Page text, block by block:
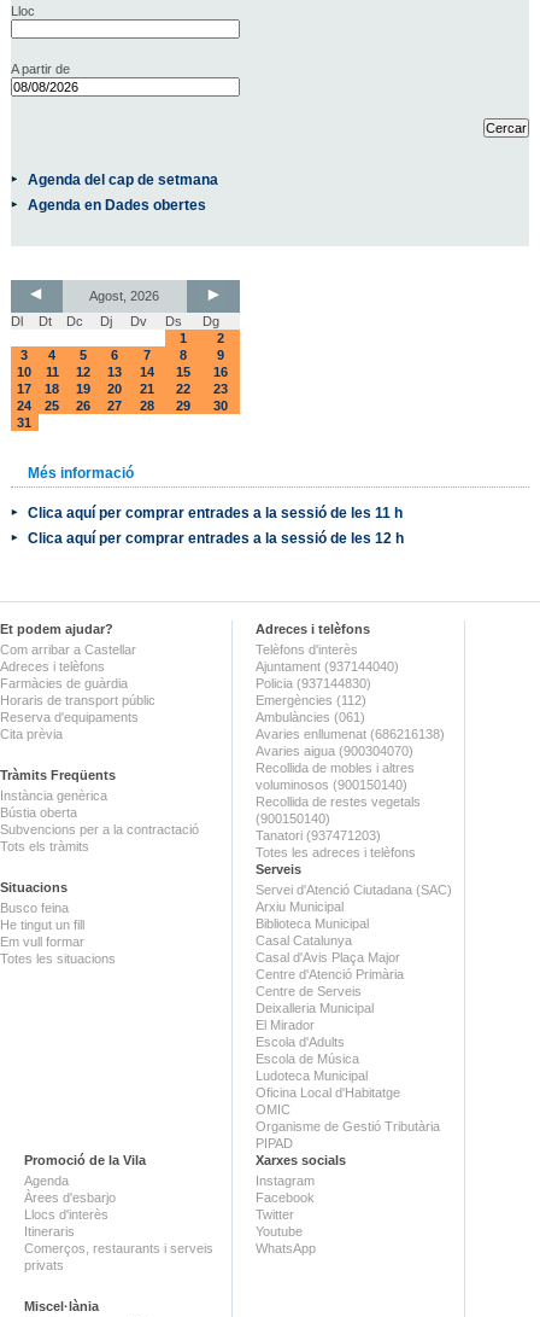
Lloc
A partir de
Agenda del cap de setmana
Agenda en Dades obertes
Agost, 2026
Dl
Dt Dc Dj Dv Ds
Dg
1
2
3
4 5 6 7 8
9
10
11 12 13 14 15
16
17
18 19 20 21 22
23
24
25 26 27 28 29
30
31
Més informació
Clica aquí per comprar entrades a la sessió de les 11 h
Clica aquí per comprar entrades a la sessió de les 12 h
Et podem ajudar?
Com arribar a Castellar
Adreces i telèfons
Farmàcies de guàrdia
Horaris de transport públic
Reserva d'equipaments
Cita prèvia
Tràmits Freqüents
Instància genèrica
Bústia oberta
Subvencions per a la contractació
Tots els tràmits
Situacions
Busco feina
He tingut un fill
Em vull formar
Totes les situacions
Adreces i telèfons
Telèfons d'interès
Ajuntament (937144040)
Policia (937144830)
Emergències (112)
Ambulàncies (061)
Avaries enllumenat (686216138)
Avaries aigua (900304070)
Recollida de mobles i altres
voluminosos (900150140)
Recollida de restes vegetals
(900150140)
Tanatori (937471203)
Totes les adreces i telèfons
Serveis
Servei d'Atenció Ciutadana (SAC)
Arxiu Municipal
Biblioteca Municipal
Casal Catalunya
Casal d'Avis Plaça Major
Centre d'Atenció Primària
Centre de Serveis
Deixalleria Municipal
El Mirador
Escola d'Adults
Escola de Música
Ludoteca Municipal
Oficina Local d'Habitatge
OMIC
Organisme de Gestió Tributària
PIPAD
Promoció de la Vila
Agenda
Àrees d'esbarjo
Llocs d'interès
Itineraris
Comerços, restaurants i serveis
privats
Miscel·lània
Xarxes socials
Instagram
Facebook
Twitter
Youtube
WhatsApp